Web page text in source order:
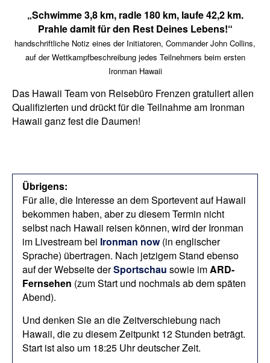
„Schwimme 3,8 km, radle 180 km, laufe 42,2 km.
Prahle damit für den Rest Deines Lebens!“
handschriftliche Notiz eines der Initiatoren, Commander John Collins,
auf der Wettkampfbeschreibung jedes Teilnehmers beim ersten
Ironman Hawaii
Das Hawaii Team von Reisebüro Frenzen gratuliert allen
Qualifizierten und drückt für die Teilnahme am Ironman
Hawaii ganz fest die Daumen!
Übrigens:
Für alle, die Interesse an dem Sportevent auf Hawaii
bekommen haben, aber zu diesem Termin nicht
selbst nach Hawaii reisen können, wird der Ironman
im Livestream bei Ironman now(in englischer
Sprache) übertragen. Nach jetzigem Stand ebenso
auf der Webseite derSportschau sowie imARD-
Fernsehen (zum Start und nochmals ab dem späten
Abend).
Und denken Sie an die Zeitverschiebung nach
Hawaii, die zu diesem Zeitpunkt 12 Stunden beträgt.
Start ist also um 18:25 Uhr deutscher Zeit.